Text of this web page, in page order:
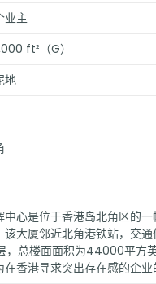
业主
ft²（G）
地
中心是位于香港岛北角区的
该大厦邻近北角港铁站，交
，总楼面面积为44000平方
在香港寻求突出存在感的企业